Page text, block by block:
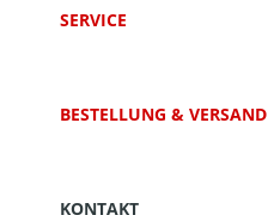
SERVICE
BESTELLUNG & VERSAND
KONTAKT